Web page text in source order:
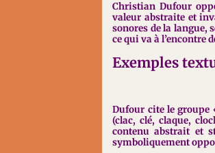
Christian Dufour
valeur abstraite et
sonores de la langue,
ce qui va à l’encontre
Exemples
Dufour cite le groupe
(clac, clé, claque,
contenu abstrait et
symboliquement